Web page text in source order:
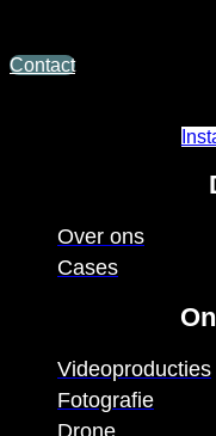
Contact
Over ons
Cases
Videoproducties
Fotografie